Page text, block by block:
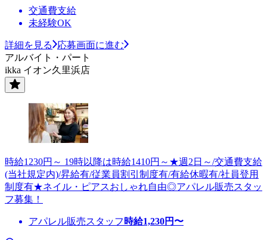
交通費支給
未経験OK
詳細を見る
応募画面に進む
アルバイト・パート
ikka イオン久里浜店
時給1230円～ 19時以降は時給1410円～★週2日～/交通費支給
(当社規定内)/昇給有/従業員割引制度有/有給休暇有/社員登用
制度有★ネイル・ピアスおしゃれ自由◎アパレル販売スタッ
フ募集！
アパレル販売スタッフ 時給1,230円〜